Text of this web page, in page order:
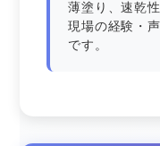
薄塗り、速乾
現場の経験・
です。